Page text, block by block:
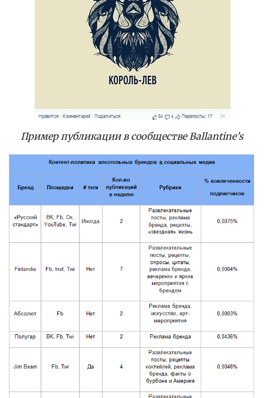
Пример публикации в сообществе Ballantine’s